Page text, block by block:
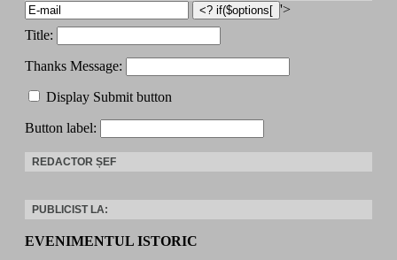
'>
Title:
Thanks Message:
Display Submit button
Button label:
REDACTOR ȘEF
PUBLICIST LA:
EVENIMENTUL ISTORIC